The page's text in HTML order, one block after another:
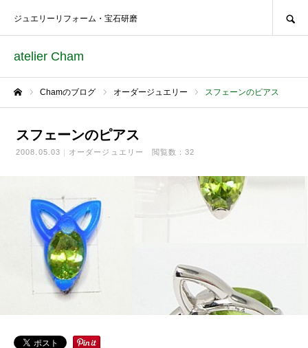
atelier Cham
ジュエリーリフォーム・宝石研磨
Chamのブログ オーダージュエリー スフェーンのピアス
スフェーンのピアス
2008.05.03 オーダージュエリー 閲覧数：32